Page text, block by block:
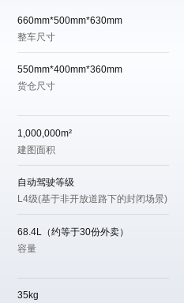
660mm*500mm*630mm
整车尺寸
550mm*400mm*360mm
货仓尺寸
1,000,000m²
建图面积
自动驾驶等级
L4级(基于非开放道路下的封闭场景)
68.4L（约等于30份外卖）
容量
35kg